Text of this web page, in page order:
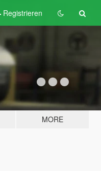
Registrieren
MORE